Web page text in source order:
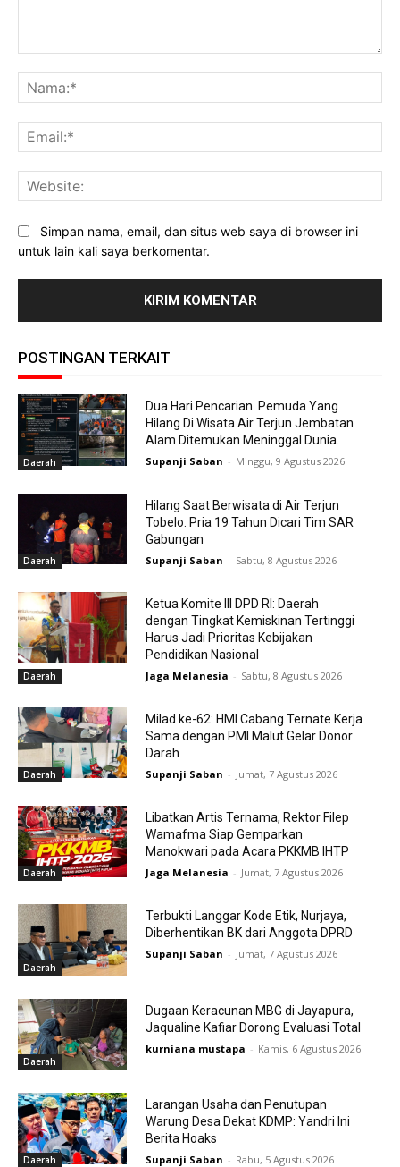
Simpan nama, email, dan situs web saya di browser ini
untuk lain kali saya berkomentar.
POSTINGAN TERKAIT
Daerah
Dua Hari Pencarian. Pemuda Yang
Hilang Di Wisata Air Terjun Jembatan
Alam Ditemukan Meninggal Dunia.
Supanji Saban - Minggu, 9 Agustus 2026
Daerah
Hilang Saat Berwisata di Air Terjun
Tobelo. Pria 19 Tahun Dicari Tim SAR
Gabungan
Supanji Saban - Sabtu, 8 Agustus 2026
Daerah
Ketua Komite III DPD RI: Daerah
dengan Tingkat Kemiskinan Tertinggi
Harus Jadi Prioritas Kebijakan
Pendidikan Nasional
Jaga Melanesia - Sabtu, 8 Agustus 2026
Daerah
Milad ke-62: HMI Cabang Ternate Kerja
Sama dengan PMI Malut Gelar Donor
Darah
Supanji Saban - Jumat, 7 Agustus 2026
Daerah
Libatkan Artis Ternama, Rektor Filep
Wamafma Siap Gemparkan
Manokwari pada Acara PKKMB IHTP
Jaga Melanesia - Jumat, 7 Agustus 2026
Daerah
Terbukti Langgar Kode Etik, Nurjaya,
Diberhentikan BK dari Anggota DPRD
Supanji Saban - Jumat, 7 Agustus 2026
Daerah
Dugaan Keracunan MBG di Jayapura,
Jaqualine Kafiar Dorong Evaluasi Total
kurniana mustapa - Kamis, 6 Agustus 2026
Daerah
Larangan Usaha dan Penutupan
Warung Desa Dekat KDMP: Yandri Ini
Berita Hoaks
Supanji Saban - Rabu, 5 Agustus 2026